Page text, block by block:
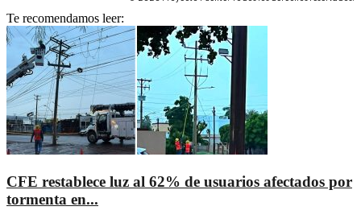
Te recomendamos leer:
CFE restablece luz al 62% de usuarios afectados por
tormenta en...